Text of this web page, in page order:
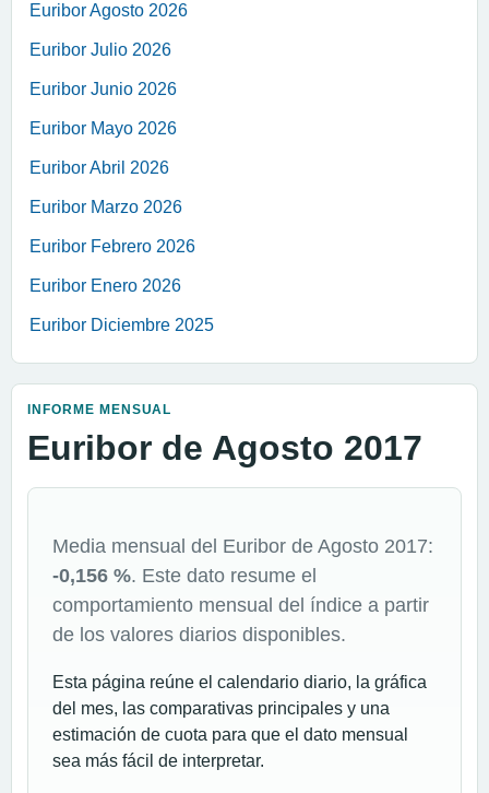
Euribor Agosto 2026
Euribor Julio 2026
Euribor Junio 2026
Euribor Mayo 2026
Euribor Abril 2026
Euribor Marzo 2026
Euribor Febrero 2026
Euribor Enero 2026
Euribor Diciembre 2025
INFORME MENSUAL
Euribor de Agosto 2017
Media mensual del Euribor de Agosto 2017:
-0,156 %. Este dato resume el
comportamiento mensual del índice a partir
de los valores diarios disponibles.
Esta página reúne el calendario diario, la gráfica
del mes, las comparativas principales y una
estimación de cuota para que el dato mensual
sea más fácil de interpretar.